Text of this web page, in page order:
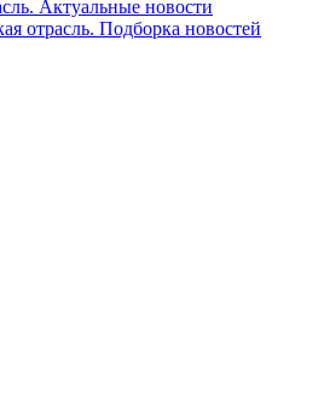
Актуальные новости
отрасль. Подборка новостей